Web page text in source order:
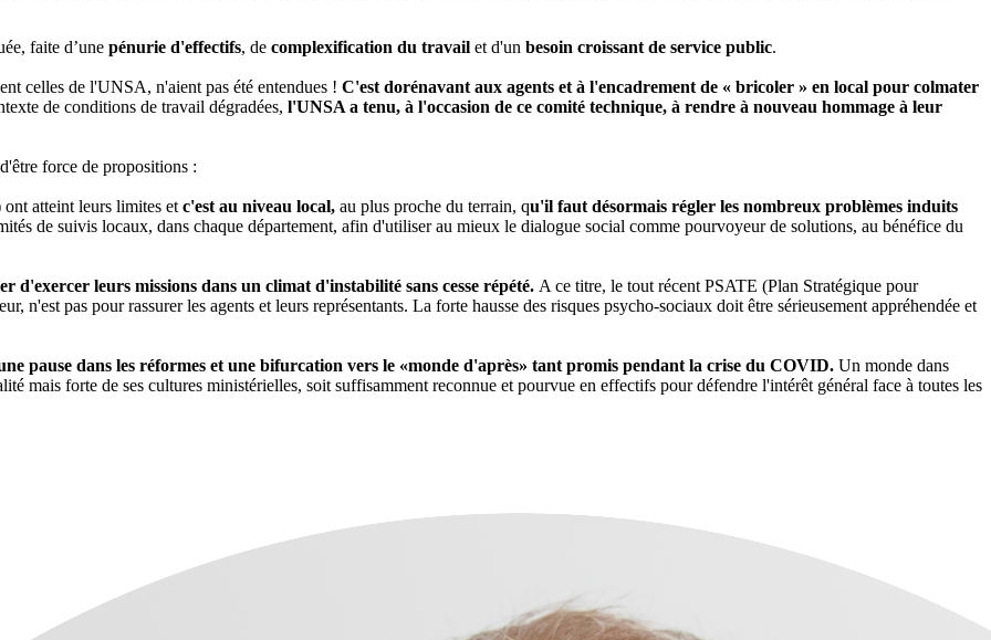
faite d’une pénurie d'effectifs, de complexification du travail et d'un besoin croissant de service public.
celles de l'UNSA, n'aient pas été entendues ! C'est dorénavant aux agents et à l'encadrement de « bricoler » en local pour colmater
de conditions de travail dégradées, l'UNSA a tenu, à l'occasion de ce comité technique, à rendre à nouveau hommage à leur
force de propositions :
atteint leurs limites et c'est au niveau local, au plus proche du terrain, qu'il faut désormais régler les nombreux problèmes induits
de suivis locaux, dans chaque département, afin d'utiliser au mieux le dialogue social comme pourvoyeur de solutions, au bénéfice du
leurs missions dans un climat d'instabilité sans cesse répété. A ce titre, le tout récent PSATE (Plan Stratégique pour
n'est pas pour rassurer les agents et leurs représentants. La forte hausse des risques psycho-sociaux doit être sérieusement appréhendée et
pause dans les réformes et une bifurcation vers le «monde d'après» tant promis pendant la crise du COVID. Un monde dans
mais forte de ses cultures ministérielles, soit suffisamment reconnue et pourvue en effectifs pour défendre l'intérêt général face à toutes les